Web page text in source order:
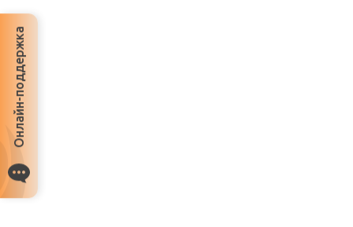
Онлайн-поддержка